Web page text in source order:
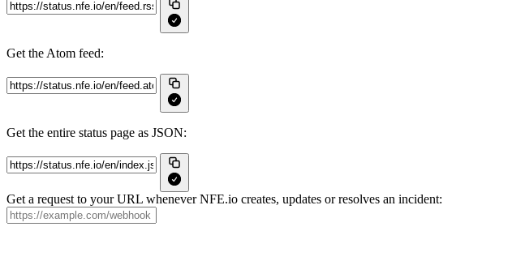
Get the Atom feed:
Get the entire status page as JSON:
Get a request to your URL whenever NFE.io creates, updates or resolves an incident: